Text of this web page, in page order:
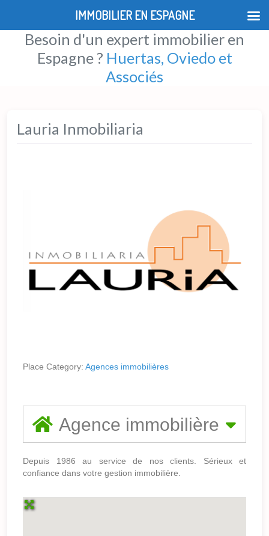
Besoin d'un expert immobilier en
Espagne ? Huertas, Oviedo et
Associés
Lauria Inmobiliaria
Place Category: Agences immobilières
Agence immobilière
Depuis 1986 au service de nos clients. Sérieux et
confiance dans votre gestion immobilière.
IMMOBILIER EN ESPAGNE